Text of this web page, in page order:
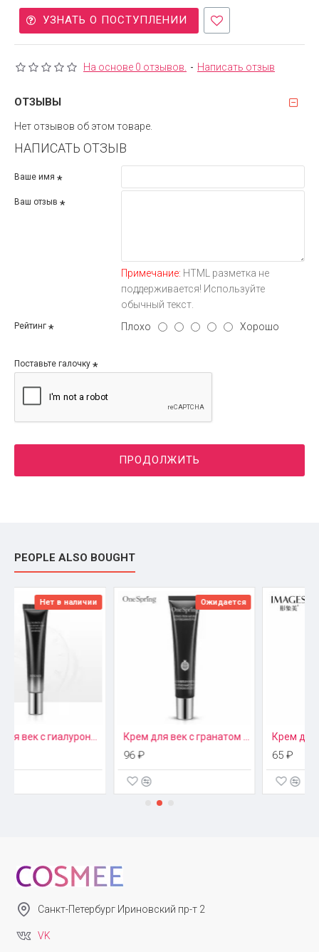
На основе 0 отзывов. - Написать отзыв
УЗНАТЬ О ПОСТУПЛЕНИИ
ОТЗЫВЫ
Нет отзывов об этом товаре.
НАПИСАТЬ ОТЗЫВ
Ваше имя
Ваш отзыв
Примечание: HTML разметка не
поддерживается! Используйте
обычный текст.
Рейтинг Плохо Хорошо
Поставьте галочку
ПРОДОЛЖИТЬ
PEOPLE ALSO BOUGHT
Ожидается
Крем для век с гранатом One Spring
Нет в наличии
Крем для век с муцином улитки разглаживающий Images 11102
Санкт-Петербург Ириновский пр-т 2
VK